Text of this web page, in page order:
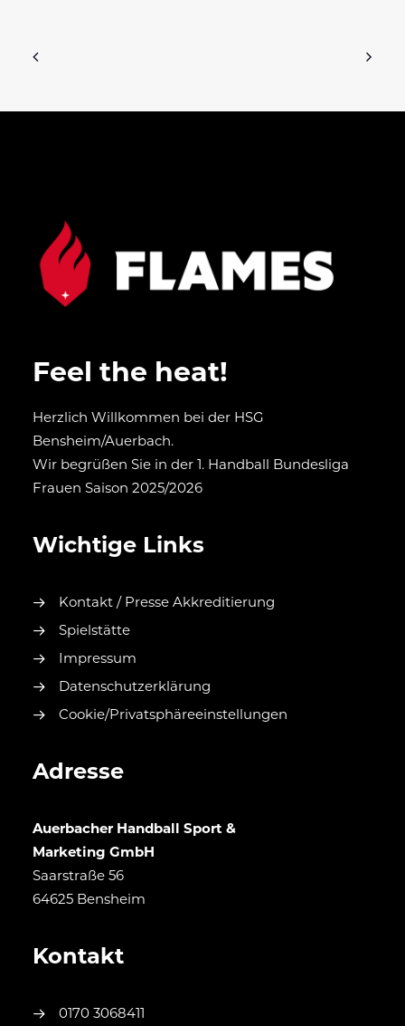
Feel the heat!
Herzlich Willkommen bei der HSG
Bensheim/Auerbach.
Wir begrüßen Sie in der 1. Handball Bundesliga
Frauen Saison 2025/2026
Wichtige Links
Kontakt / Presse Akkreditierung
Spielstätte
Impressum
Datenschutzerklärung
Cookie/Privatsphäreeinstellungen
Adresse
Auerbacher Handball Sport &
Marketing GmbH
Saarstraße 56
64625 Bensheim
Kontakt
0170 3068411